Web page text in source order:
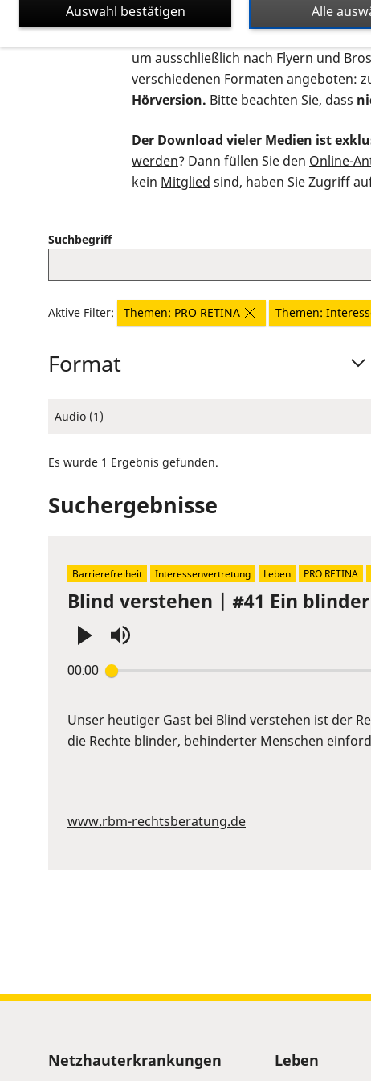
Auf dieser Seite finden Sie
um ausschließlich nach Flyern und
verschiedenen Formaten angeboten:
Hörversion. Bitte beachten Sie, dass
Der Download vieler Medien ist
werden? Dann füllen Sie den Online-
kein Mitglied sind, haben Sie Zugriff
Suchbegriff
Aktive Filter: Themen: PRO RETINA Themen:
Format
Audio (1)
Es wurde 1 Ergebnis gefunden.
Suchergebnisse
Blind verstehen | #41 Ein
00:00
Enter
Space
to
Unser heutiger Gast bei Blind verstehen ist der
die Rechte blinder, behinderter Menschen
www.rbm-rechtsberatung.de
Barrierefreiheit Interessenvertretung Leben PRO RETINA
Sitemap
Netzhauterkrankungen Leben
Alle
Auswahl bestätigen